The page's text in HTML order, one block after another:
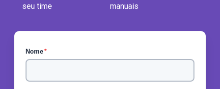
seu time
manuais
Nome*